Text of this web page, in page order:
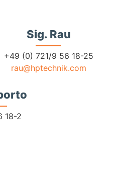
Sig. Rau
+49 (0) 721/9 56 18-25
rau@hptechnik.com
18-2